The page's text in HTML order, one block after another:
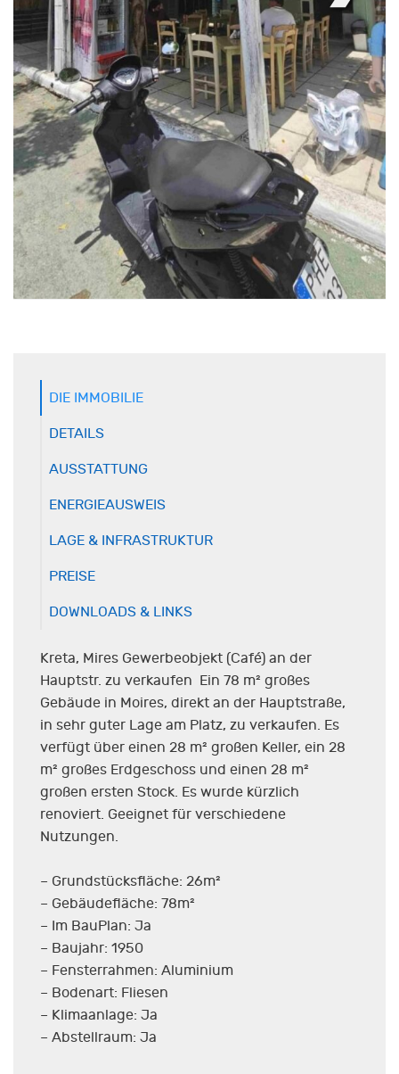
DIE IMMOBILIE
DETAILS
AUSSTATTUNG
ENERGIEAUSWEIS
LAGE & INFRASTRUKTUR
PREISE
DOWNLOADS & LINKS
Kreta, Mires Gewerbeobjekt (Café) an der
Hauptstr. zu verkaufen Ein 78 m² großes
Gebäude in Moires, direkt an der Hauptstraße,
in sehr guter Lage am Platz, zu verkaufen. Es
verfügt über einen 28 m² großen Keller, ein 28
m² großes Erdgeschoss und einen 28 m²
großen ersten Stock. Es wurde kürzlich
renoviert. Geeignet für verschiedene
Nutzungen.
– Grundstücksfläche: 26m²
– Gebäudefläche: 78m²
– Im BauPlan: Ja
– Baujahr: 1950
– Fensterrahmen: Aluminium
– Bodenart: Fliesen
– Klimaanlage: Ja
– Abstellraum: Ja